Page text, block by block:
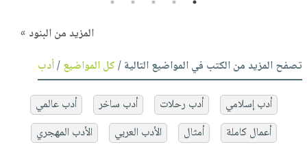
المزيد من البنود »
تصفح المزيد من الكتب في المواضيع التالية /كل المواضيع/أدب
أدب إسلامي أدب رحلات أدب ساخر
أدب عالمي
أعمال كاملة
أمثال الأدب العربي
الأدب المهجري